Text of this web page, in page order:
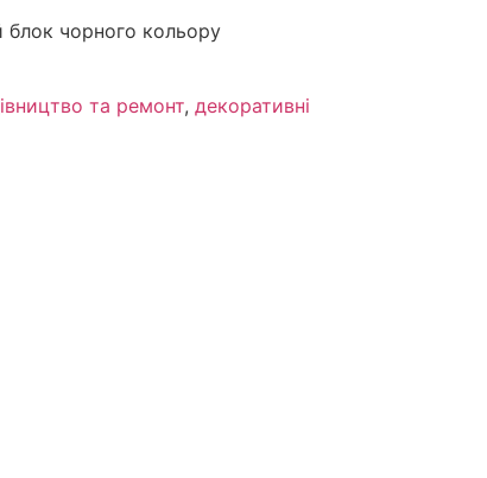
блок чорного кольору
та ремонт, декоративні